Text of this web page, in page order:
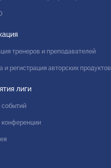
тренеров и преподавателей
и регистрация авторских продуктов
лиги
событий
конференции